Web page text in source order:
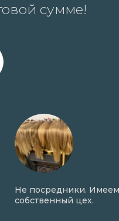
сумме!
Имеем
Онлайн
фото в день